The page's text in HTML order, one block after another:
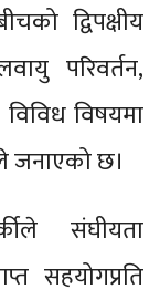
द्विपक्षीय
परिवर्तन,
विषयमा
जनाएको छ।
संघीयता
सहयोगप्रति